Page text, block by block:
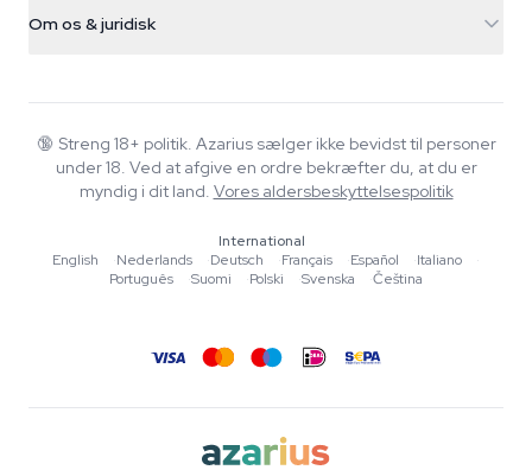
+31(0)204897914
Smokeshop
Returpolitik
FAQ
Privatlivspolitik
Om os & juridisk
Wiki
Blog
Skribenter
Værktøjer & Beregnere
🔞 Streng 18+ politik. Azarius sælger ikke bevidst til personer
under 18. Ved at afgive en ordre bekræfter du, at du er
myndig i dit land. Vores aldersbeskyttelsespolitik
International
English
·Nederlands ·Deutsch ·Français ·Español ·Italiano
·
Português
·Suomi ·Polski ·Svenska ·Čeština